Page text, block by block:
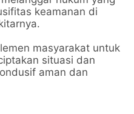
keamanan di
masyarakat untuk
situasi dan
aman dan